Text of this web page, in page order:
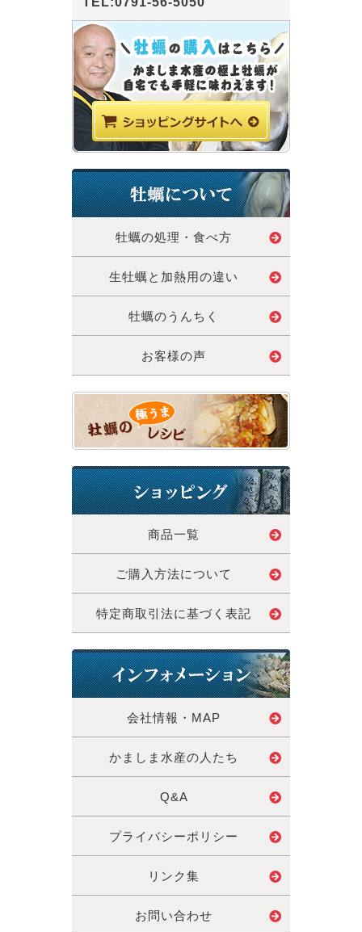
牡蠣の処理・食べ方
生牡蠣と加熱用の違い
牡蠣のうんちく
お客様の声
商品一覧
ご購入方法について
特定商取引法に基づく表記
会社情報・MAP
かましま水産の人たち
Q&A
プライバシーポリシー
リンク集
お問い合わせ